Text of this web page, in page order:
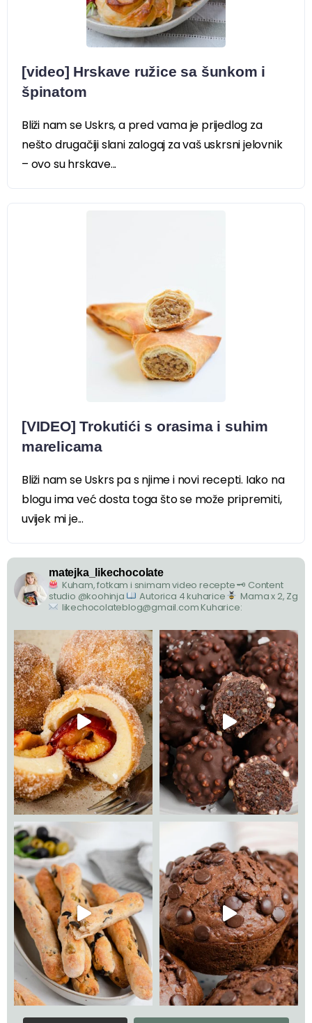
[video] Hrskave ružice sa šunkom i
špinatom
Bliži nam se Uskrs, a pred vama je prijedlog za
nešto drugačiji slani zalogaj za vaš uskrsni jelovnik
– ovo su hrskave...
[VIDEO] Trokutići s orasima i suhim
marelicama
Bliži nam se Uskrs pa s njime i novi recepti. Iako na
blogu ima već dosta toga što se može pripremiti,
uvijek mi je...
matejka_likechocolate
Kuham, fotkam i snimam video recepte🗝 Content
studio @koohinja
Autorica 4 kuharice
Mama x 2, Zg
likechocolateblog@gmail.com Kuharice: